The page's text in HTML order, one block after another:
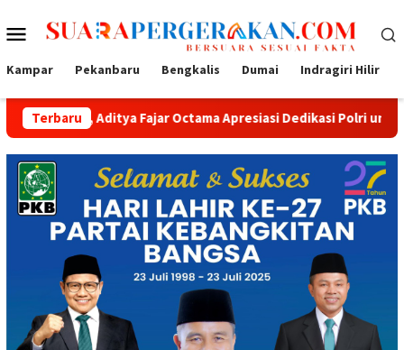
ke
Menu
Mobile
Kampar Pekanbaru Bengkalis Dumai Indragiri Hilir
Terbaru
Fajar Octama Apresiasi Dedikasi Polri untuk Masyarakat